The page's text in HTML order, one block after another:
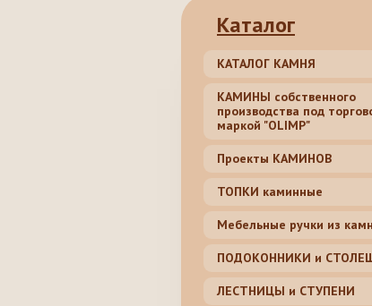
Каталог
КАТАЛОГ КАМНЯ
КАМИНЫ собственного
производства под
маркой "OLIMP"
Проекты КАМИНОВ
ТОПКИ каминные
Мебельные ручки из
ПОДОКОННИКИ и
ЛЕСТНИЦЫ и СТУПЕНИ